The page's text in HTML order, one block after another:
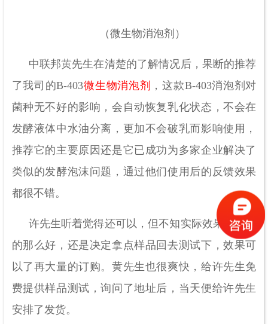
（微生物消泡剂）
中联邦黄先生在清楚的了解情况后，果断的推荐
了我司的B-403微生物消泡剂 ，这款B-403消泡剂对
菌种无不好的影响，会自动恢复乳化状态，不会在
发酵液体中水油分离，更加不会破乳而影响使用，
推荐它的主要原因还是它已成功为多家企业解决了
类似的发酵泡沫问题，通过他们使用后的反馈效果
都很不错。
许先生听着觉得还可以，但不知实际效果有没说
的那么好，还是决定拿点样品回去测试下，效果可
以了再大量的订购。黄先生也很爽快，给许先生免
费提供样品测试，询问了地址后，当天便给许先生
安排了发货。